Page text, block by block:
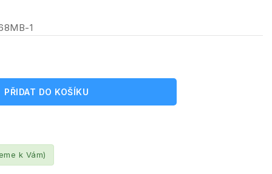
1
PŘIDAT DO KOŠÍKU
k Vám)